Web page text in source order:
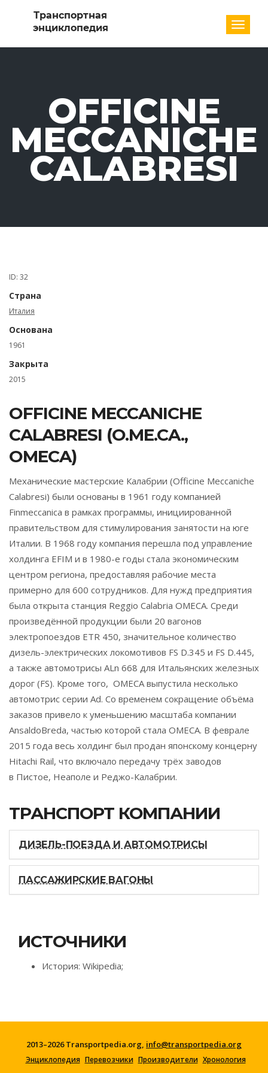
OFFICINE
MECCANICHE
CALABRESI
ID: 32
Страна
Италия
Основана
1961
Закрыта
2015
OFFICINE MECCANICHE
CALABRESI (O.ME.CA.,
OMECA)
Механические мастерские Калабрии (Officine Meccaniche
Calabresi) были основаны в 1961 году компанией
Finmeccanica в рамках программы, инициированной
правительством для стимулирования занятости на юге
Италии. В 1968 году компания перешла под управление
холдинга EFIM и в 1980-е годы стала экономическим
центром региона, предоставляя рабочие места
примерно для 600 сотрудников. Для нужд предприятия
была открыта станция Reggio Calabria OMECA. Среди
произведённой продукции были 20 вагонов
электропоездов ETR 450, значительное количество
дизель-электрических локомотивов FS D.345 и FS D.445,
а также автомотрисы ALn 668 для Итальянских железных
дорог (FS). Кроме того, OMECA выпустила несколько
автомотрис серии Ad. Со временем сокращение объёма
заказов привело к уменьшению масштаба компании
AnsaldoBreda, частью которой стала OMECA. В феврале
2015 года весь холдинг был продан японскому концерну
Hitachi Rail, что включало передачу трёх заводов
в Пистое, Неаполе и Реджо-Калабрии.
ТРАНСПОРТ КОМПАНИИ
ДИЗЕЛЬ-ПОЕЗДА И АВТОМОТРИСЫ
ПАССАЖИРСКИЕ ВАГОНЫ
ИСТОЧНИКИ
История: Wikipedia;
2013–2026 Transportpedia.org, info@transportpedia.org
Энциклопедия Перевозчики Производители Хронология